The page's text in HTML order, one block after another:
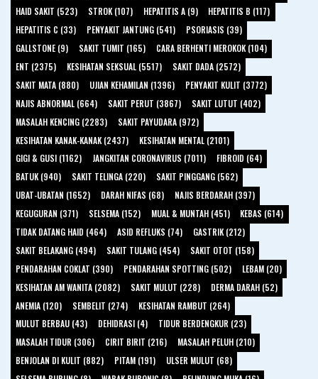
HAID SAKIT (523)
STROK (107) HEPATITIS A (9)
HEPATITIS B (117)
HEPATITIS C (33)
PENYAKIT JANTUNG (541)
PSORIASIS (39)
GALLSTONE (9)
SAKIT TUMIT (165)
CARA BERHENTI MEROKOK (104)
ENT (2375)
KESIHATAN SEKSUAL (5517)
SAKIT DADA (2572)
SAKIT MATA (880)
UJIAN KEHAMILAN (1396)
PENYAKIT KULIT (3772)
NAJIS ABNORMAL (664)
SAKIT PERUT (3867)
SAKIT LUTUT (402)
MASALAH KENCING (2283)
SAKIT PAYUDARA (972)
KESIHATAN KANAK-KANAK (2437)
KESIHATAN MENTAL (2101)
GIGI & GUSI (1162)
JANGKITAN CORONAVIRUS (7011)
FIBROID (64)
BATUK (940)
SAKIT TELINGA (220)
SAKIT PINGGANG (562)
UBAT-UBATAN (1652)
DARAH NIFAS (68)
NAJIS BERDARAH (397)
KEGUGURAN (371)
SELSEMA (152) MUAL & MUNTAH (451)
KEBAS (614)
TIDAK DATANG HAID (464)
ASID REFLUKS (74)
GASTRIK (212)
SAKIT BELAKANG (494)
SAKIT TULANG (454)
SAKIT OTOT (158)
PENDARAHAN COKLAT (390)
PENDARAHAN SPOTTING (502)
LEBAM (20)
KESIHATAN AM WANITA (2082)
SAKIT MULUT (228)
DERMA DARAH (52)
ANEMIA (120)
SEMBELIT (274)
KESIHATAN RAMBUT (264)
MULUT BERBAU (43)
DEHIDRASI (4)
TIDUR BERDENGKUR (23)
MASALAH TIDUR (306)
CIRIT BIRIT (216)
MASALAH PELUH (210)
BENJOLAN DI KULIT (882)
PITAM (191)
ULSER MULUT (68)